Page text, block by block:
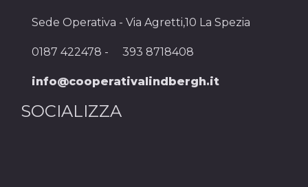
Sede Operativa - Via Agretti,10 La Spezia
0187 422478 - 393 8718408
info@cooperativalindbergh.it
SOCIALIZZA